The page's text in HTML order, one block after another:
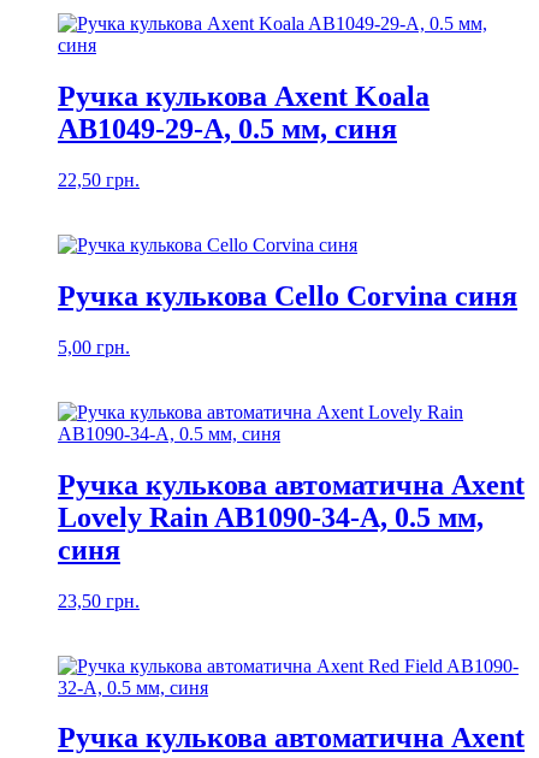
Ручка кулькова Axent Koala
AB1049-29-A, 0.5 мм, синя
22,50 грн.
Ручка кулькова Cello Corvina синя
5,00 грн.
Ручка кулькова автоматична Axent
Lovely Rain AB1090-34-A, 0.5 мм,
синя
23,50 грн.
Ручка кулькова автоматична Axent